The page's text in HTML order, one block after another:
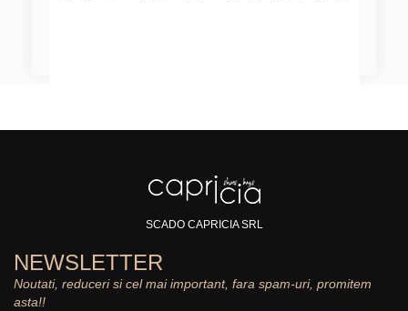
SCADO CAPRICIA SRL
NEWSLETTER
Noutati, reduceri si cel mai important, fara spam-uri, promitem
asta!!